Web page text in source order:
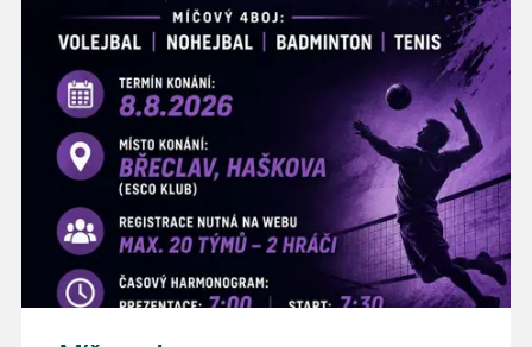
16:00 - odpolední zábava na sokolovně
21:00 - večerní zábava
K tanci a poslechu bude hrát DH
Lanžhotčané.
Těšíme se na Vás!